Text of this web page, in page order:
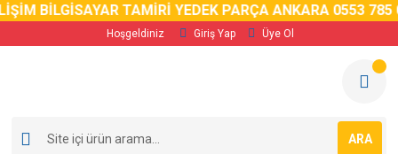
BİLGİSAYAR TAMİRİ YEDEK PARÇA ANKARA 0553 785 02
Hoşgeldiniz Giriş Yap Üye Ol
ARA